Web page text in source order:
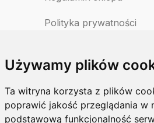
Używamy plików
Ta witryna korzysta z plików
poprawić jakość przeglądania w
podstawową funkcjonalność
Polityka prywatności